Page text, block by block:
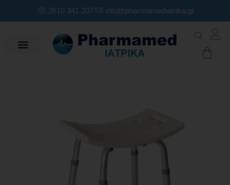
2610 341 207 info@pharmamediatrika.gr